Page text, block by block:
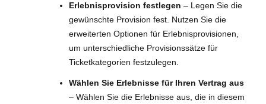
Erlebnisprovision festlegen – Legen Sie die
gewünschte Provision fest. Nutzen Sie die
erweiterten Optionen für Erlebnisprovisionen,
um unterschiedliche Provisionssätze für
Ticketkategorien festzulegen.
Wählen Sie Erlebnisse für Ihren Vertrag aus
– Wählen Sie die Erlebnisse aus, die in diesem